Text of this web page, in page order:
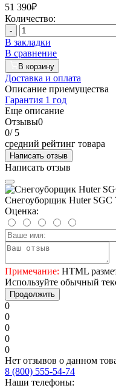
51 390₽
Количество:
-
В закладки
В сравнение
В корзину
Доставка и оплата
Описание приемущества
Гарантия 1 год
Еще описание
Отзывы0
0/ 5
средний рейтинг товара
Написать отзыв
Написать отзыв
Снегоуборщик Huter SGC
Оценка:
Примечание: HTML
Используйте обычный
Продолжить
0
0
0
0
0
Нет отзывов о данном
8 (800) 555-54-74
Наши телефоны: